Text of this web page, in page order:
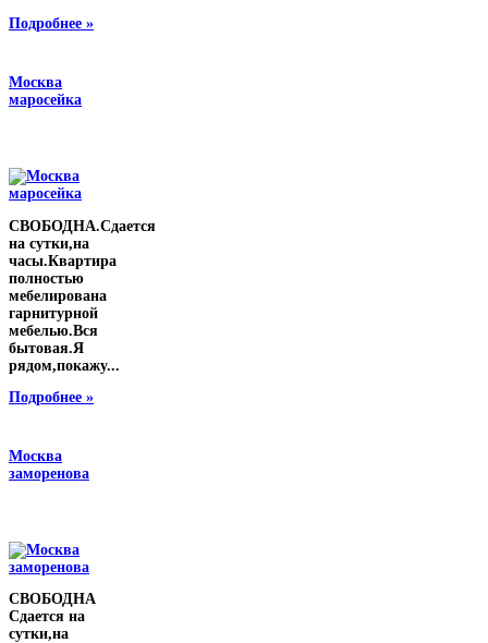
Подробнее »
Москва
маросейка
СВОБОДНА.Сдается
на сутки,на
часы.Квартира
полностью
мебелирована
гарнитурной
мебелью.Вся
бытовая.Я
рядом,покажу...
Подробнее »
Москва
заморенова
СВОБОДНА
Сдается на
сутки,на